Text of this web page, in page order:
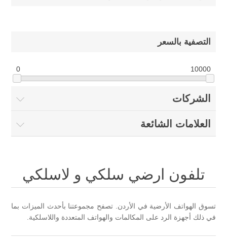
تسوق وفق الماركة
المدونة
التصفية بالسعر
0 10000
الشركات
العلامات الشائعة
تلفون ارضي سلكي و لاسلكي
تسوق الهواتف الأرضية في الأردن. تصفح مجموعتنا بأحدث الميزات بما
في ذلك أجهزة الرد على المكالمات والهواتف المتعددة واللاسلكية.